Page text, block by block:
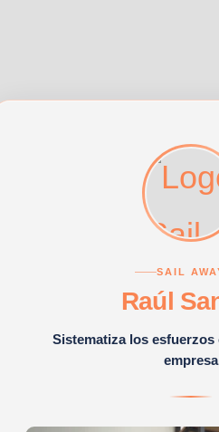
SAIL
Raúl
Sistematiza los esfuerzos
empresa